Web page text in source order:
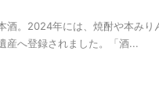
酒。2024年には、焼酎や本みり
産へ登録されました。「酒...